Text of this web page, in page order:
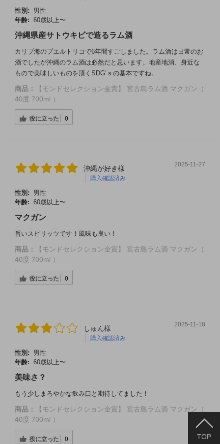
性別:
男性
年齢: 60歳以上〜
沖縄県産サトウキビで造るラム酒
カリブ海のプエルトリコで6年間すごしました。ラム酒は日常のお
酒でしたが沖縄のラム酒は必然だと思います。地産地消、身近な
もので美味しいものを頂くSDG’ｓの基本ですね。
商品：
【モンドセレクション金賞】 宮古島ラム酒 マクガン（
40度 700ml ）
役に立った 0
沖縄が好き様
購入確認済み
2025-11-27
性別:
男性
年齢: 60歳以上〜
マクガン
旨いスピリッツです！風味も良い！
商品：
【モンドセレクション金賞】 宮古島ラム酒 マクガン（
40度 700ml ）
役に立った 0
しゅん様
購入確認済み
2025-11-18
性別:
男性
年齢: 60歳以上〜
美味さ？
もう少しまろやかな飲み口と期待してました！
商品：
【モンドセレクション金賞】 宮古島ラム酒 マクガン（
40度 700ml ）
役に立った 0 TOP